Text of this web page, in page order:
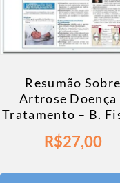
Resumão Sobre
Artrose Doença
Tratamento – B.
R$27,00